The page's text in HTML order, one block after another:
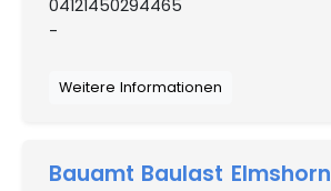
04121450294465
-
Weitere Informationen
Bauamt Baulast Elmshorn